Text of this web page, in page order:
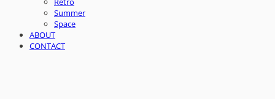
Summer
Space
ABOUT
CONTACT